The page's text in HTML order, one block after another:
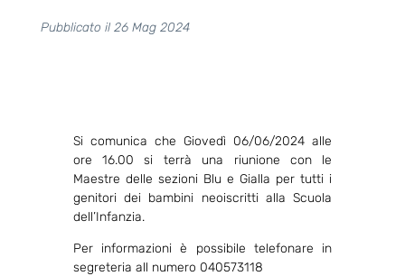
Pubblicato il 26 Mag 2024
Si comunica che Giovedì ​06/06/2024 alle
ore 16.00 si terrà una riunione con le
Maestre delle sezioni Blu e Gialla per tutti i
genitori dei bambini neoiscritti alla Scuola
dell’Infanzia.
Per informazioni è possibile telefonare in
segreteria all numero 040573118